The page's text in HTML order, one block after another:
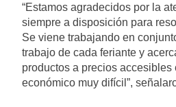
“Estamos agradecidos por la
siempre a disposición para
Se viene trabajando en
trabajo de cada feriante y
productos a precios accesibles
económico muy difícil”,